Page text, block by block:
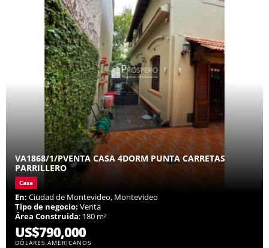
VA1868/1/PVENTA CASA 4DORM PUNTA CARRETAS
PARRILLERO
Casa
En: Ciudad de Montevideo, Montevideo
Tipo de negocio: Venta
Área Construida: 180 m²
US$790,000
DÓLARES AMERICANOS